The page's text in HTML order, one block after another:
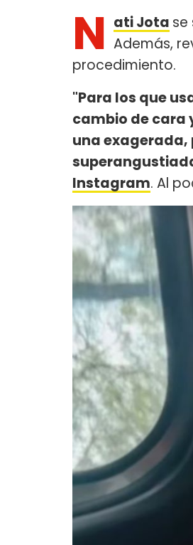
N ati Jota
Además,
procedimiento.
"Para los que
cambio de cara
una exagerada,
Instagram. Al